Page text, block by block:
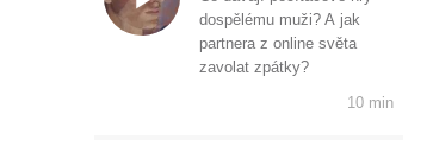
dospělému muži? A jak
partnera z online světa
zavolat zpátky?
10 min